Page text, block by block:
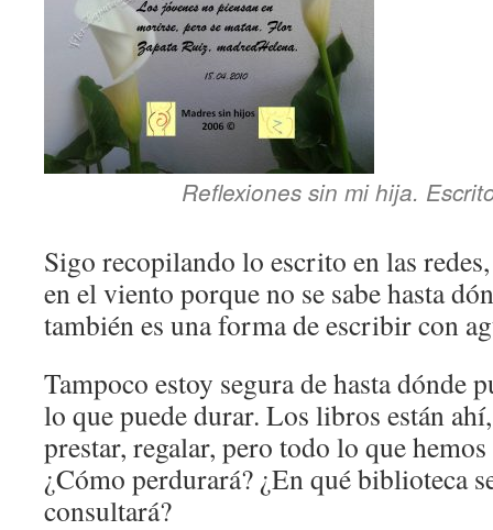
Reflexiones sin mi hija.
Sigo recopilando lo escrito en las
en el viento porque no se sabe hasta
también es una forma de escribir con
Tampoco estoy segura de hasta dónde
lo que puede durar. Los libros están
prestar, regalar, pero todo lo que
¿Cómo perdurará? ¿En qué biblioteca
consultará?